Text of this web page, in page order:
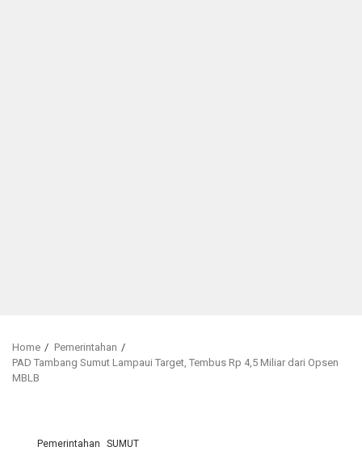
Home
Pemerintahan
PAD Tambang Sumut Lampaui Target, Tembus Rp 4,5 Miliar dari Opsen
MBLB
Pemerintahan SUMUT